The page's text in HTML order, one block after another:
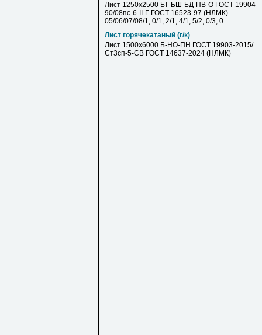
Лист 1250х2500 БТ-БШ-БД-ПВ-О ГОСТ 19904-
90/08пс-6-II-Г ГОСТ 16523-97 (НЛМК)
05/06/07/08/1, 0/1, 2/1, 4/1, 5/2, 0/3, 0
Лист горячекатаный (г/к)
Лист 1500х6000 Б-НО-ПН ГОСТ 19903-2015/
Ст3сп-5-СВ ГОСТ 14637-2024 (НЛМК)